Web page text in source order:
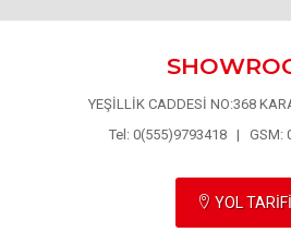
YEŞİLLİK CADDESİ NO:368
Tel: 0(555)9793418 | GSM:
YOL TARİFİ